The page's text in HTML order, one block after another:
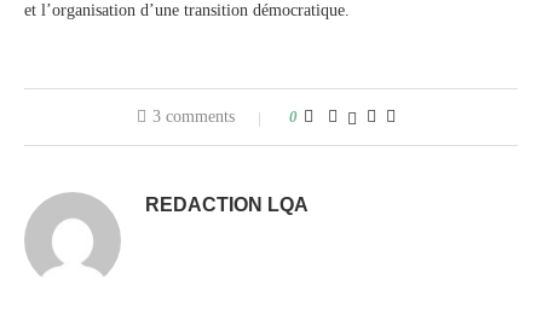
et l’organisation d’une transition démocratique.
3 comments 0
REDACTION LQA